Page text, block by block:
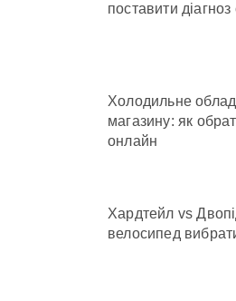
поставити
Холодильне
магазину: як
онлайн
Хардтейл vs
велосипед